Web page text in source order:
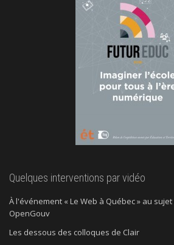
Quelques interventions par vidéo
À l'événement « Le Web à Québec » au
OpenGouv
Les dessous des colloques de Clair